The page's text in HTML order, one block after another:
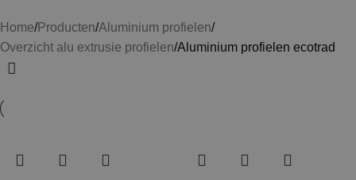
Home Producten Aluminium profielen
Overzicht alu extrusie profielen Aluminium profielen ecotrad